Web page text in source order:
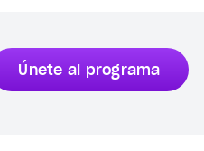
Únete al programa